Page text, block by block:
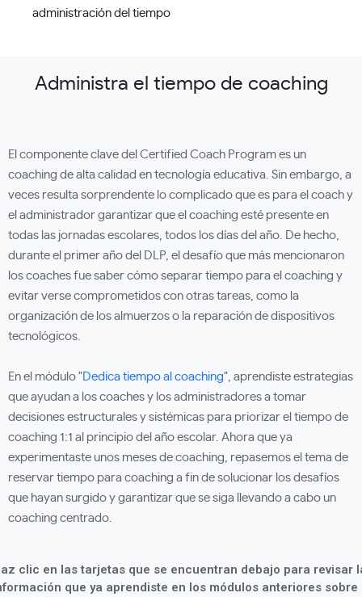
administración del tiempo
Administra el tiempo de coaching
El componente clave del Certified Coach Program es un
coaching de alta calidad en tecnología educativa. Sin embargo, a
veces resulta sorprendente lo complicado que es para el coach y
el administrador garantizar que el coaching esté presente en
todas las jornadas escolares, todos los días del año. De hecho,
durante el primer año del DLP, el desafío que más mencionaron
los coaches fue saber cómo separar tiempo para el coaching y
evitar verse comprometidos con otras tareas, como la
organización de los almuerzos o la reparación de dispositivos
tecnológicos.
En el módulo " Dedica tiempo al coaching", aprendiste estrategias
que ayudan a los coaches y los administradores a tomar
decisiones estructurales y sistémicas para priorizar el tiempo de
coaching 1:1 al principio del año escolar. Ahora que ya
experimentaste unos meses de coaching, repasemos el tema de
reservar tiempo para coaching a fin de solucionar los desafíos
que hayan surgido y garantizar que se siga llevando a cabo un
coaching centrado.
clic en las tarjetas que se encuentran debajo para revisar
que ya aprendiste en los módulos anteriores sobre